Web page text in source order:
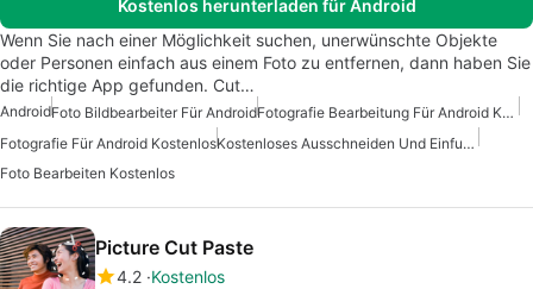
Kostenlos herunterladen für Android
Wenn Sie nach einer Möglichkeit suchen, unerwünschte Objekte
oder Personen einfach aus einem Foto zu entfernen, dann haben Sie
die richtige App gefunden. Cut…
AndroidFoto Bildbearbeiter Für Android
Fotografie Bearbeitung Für Android Kostenlos
Fotografie Für Android Kostenlos
Kostenloses Ausschneiden Und Einfuegen
Foto Bearbeiten Kostenlos
Picture Cut Paste
4.2 Kostenlos